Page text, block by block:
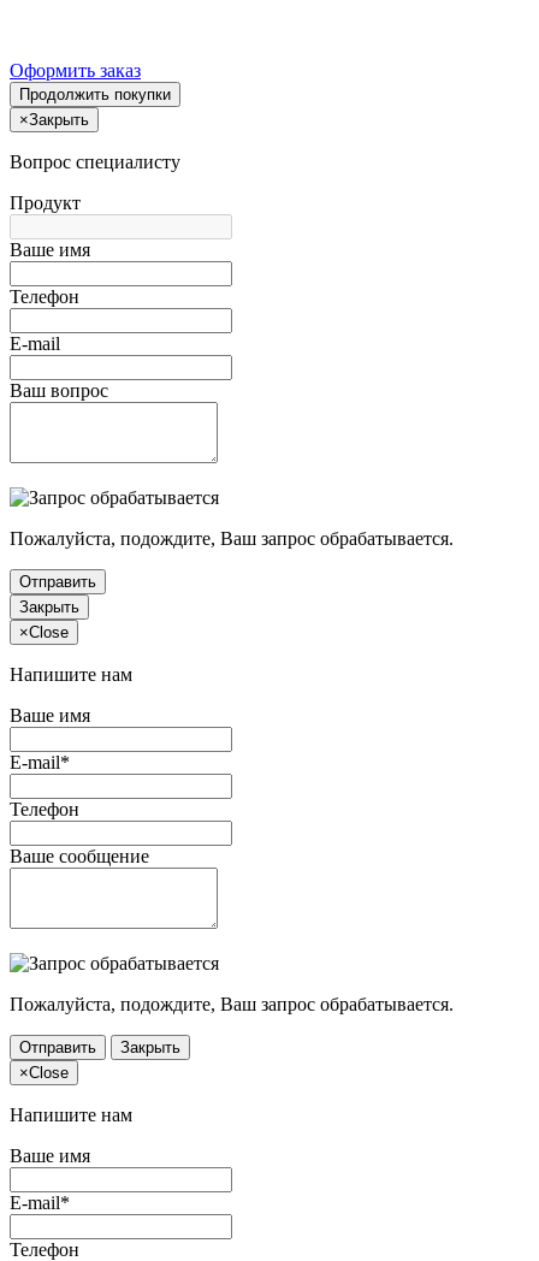
Оформить заказ
Продолжить покупки
×Закрыть
Вопрос специалисту
Продукт
Ваше имя
Телефон
E-mail
Ваш вопрос
Пожалуйста, подождите, Ваш запрос обрабатывается.
Отправить
Закрыть
×Close
Напишите нам
Ваше имя
E-mail*
Телефон
Ваше сообщение
Пожалуйста, подождите, Ваш запрос обрабатывается.
Отправить
Закрыть
×Close
Напишите нам
Ваше имя
E-mail*
Телефон